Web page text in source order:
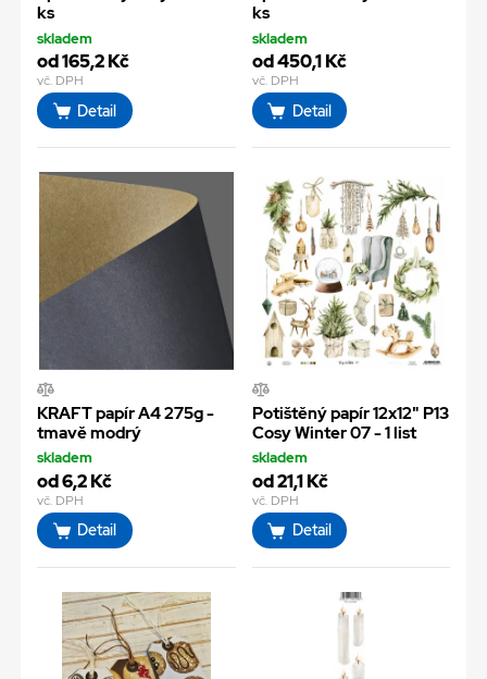
ks
skladem
od 165,2 Kč
vč. DPH
Detail
ks
skladem
od 450,1 Kč
vč. DPH
Detail
KRAFT papír A4 275g -
tmavě modrý
skladem
od 6,2 Kč
vč. DPH
Detail
Potištěný papír 12x12" P13
Cosy Winter 07 - 1 list
skladem
od 21,1 Kč
vč. DPH
Detail